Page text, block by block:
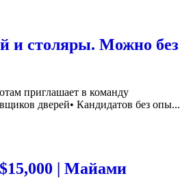
и столяры. Можно без
приглашает в команду
дверей•⁠ ⁠Кандидатов без опы...
| Майами